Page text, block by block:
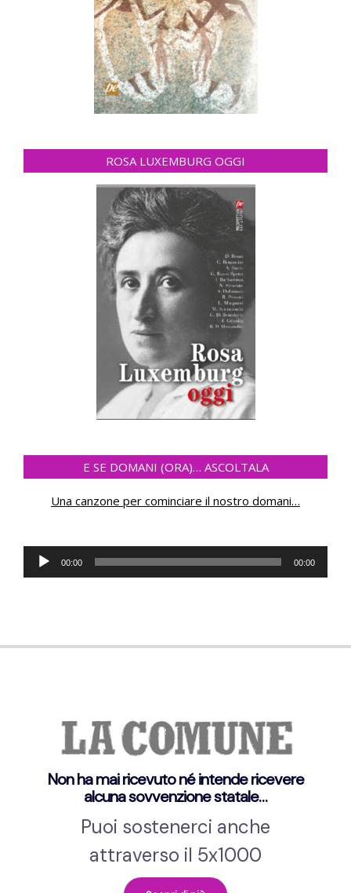
ROSA LUXEMBURG OGGI
E SE DOMANI (ORA)… ASCOLTALA
Una canzone per cominciare il nostro domani…
Audio-
Player
00:00 00:00
Non ha mai ricevuto né intende ricevere
alcuna sovvenzione statale…
Puoi sostenerci anche
attraverso il 5x1000